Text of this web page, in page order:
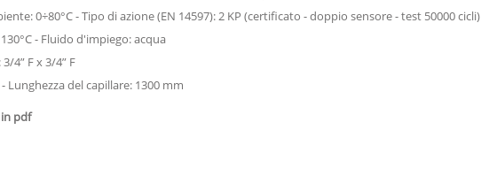
0÷80°C - Tipo di azione (EN 14597): 2 KP (certificato - doppio sensore - test 50000 cicli)
- Fluido d'impiego: acqua
4” F x 3/4” F
Lunghezza del capillare: 1300 mm
in pdf